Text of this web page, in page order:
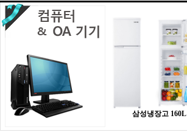
삼성냉장고 160L